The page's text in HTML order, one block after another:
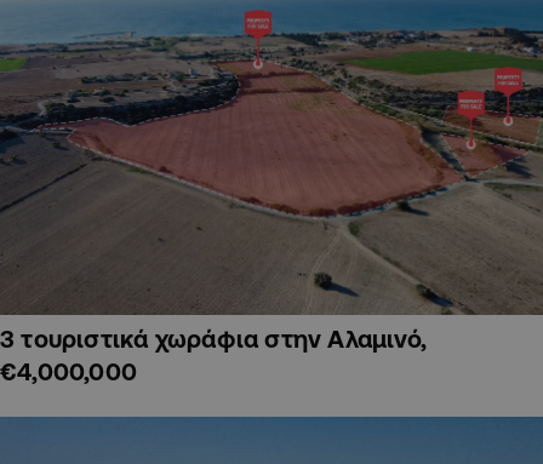
3 τουριστικά χωράφια στην Αλαμινό,
€4,000,000